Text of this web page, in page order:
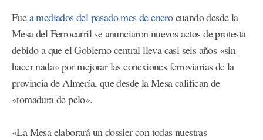
Fuea mediados del pasado mes de enerocuando desde la
Mesa del Ferrocarril se anunciaron nuevos actos de protesta
debido a que el Gobierno central lleva casi seis años «sin
hacer nada» por mejorar las conexiones ferroviarias de la
provincia de Almería, que desde la Mesa califican de
«tomadura de pelo».
«La Mesa elaborará un dossier con todas nuestras